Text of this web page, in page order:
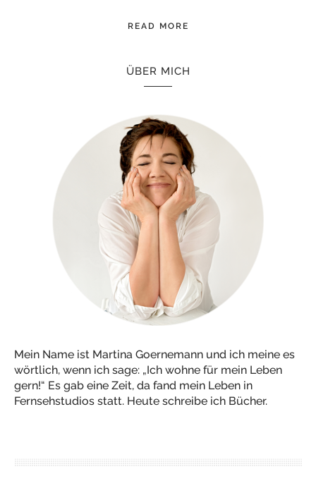
READ MORE
ÜBER MICH
Mein Name ist Martina Goernemann und ich meine es
wörtlich, wenn ich sage: „Ich wohne für mein Leben
gern!“ Es gab eine Zeit, da fand mein Leben in
Fernsehstudios statt. Heute schreibe ich Bücher.